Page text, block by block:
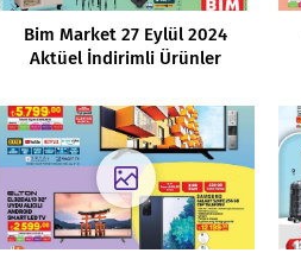
Bim Market 27 Eylül 2024
Aktüel İndirimli Ürünler